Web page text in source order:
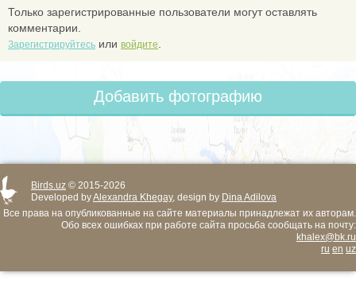
Только зарегистрированные пользователи могут оставлять
комментарии.
Зарегистрируйтесь или войдите
Добавить фотографию
Birds.uz © 2015-2026
Developed byAlexandra Khegay, design by Dina Adilova
Все права на опубликованные на сайте материалы принадлежат их авторам.
Обо всех ошибках при работе сайта просьба сообщать на почту:
khalex@bk.ru
ru en uz